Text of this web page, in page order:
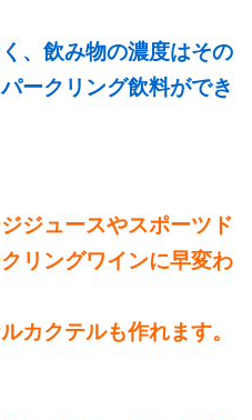
、飲み物の濃度はその
ークリング飲料ができ
ジュースやスポーツド
リングワインに早変わ
カクテルも作れます。